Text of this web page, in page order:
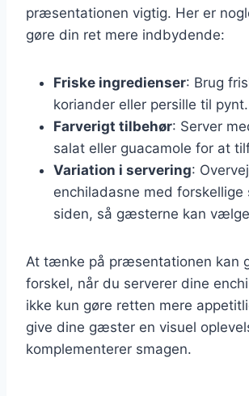
præsentationen vigtig. Her er
gøre din ret mere indbydende:
Friske ingredienser: Brug
koriander eller persille til pynt.
Farverigt tilbehør: Server
salat eller guacamole for at
Variation i servering:
enchiladasne med forskellige
siden, så gæsterne kan
At tænke på præsentationen kan
forskel, når du serverer dine
ikke kun gøre retten mere
give dine gæster en visuel
komplementerer smagen.